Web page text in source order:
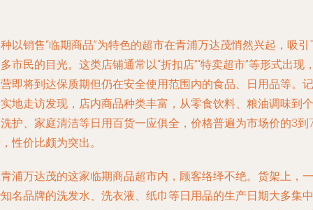
以销售“临期商品”为特色的超市在青浦万达茂悄然兴起，吸引
市民的目光。这类店铺通常以“折扣店”“特卖超市”等形式出现
即将到达保质期但仍在安全使用范围内的食品、日用品等。记
地走访发现，店内商品种类丰富，从零食饮料、粮油调味到个
护、家庭清洁等日用百货一应俱全，价格普遍为市场价的3到
性价比颇为突出。
浦万达茂的这家临期商品超市内，顾客络绎不绝。货架上，一
名品牌的洗发水、洗衣液、纸巾等日用品的生产日期大多集中